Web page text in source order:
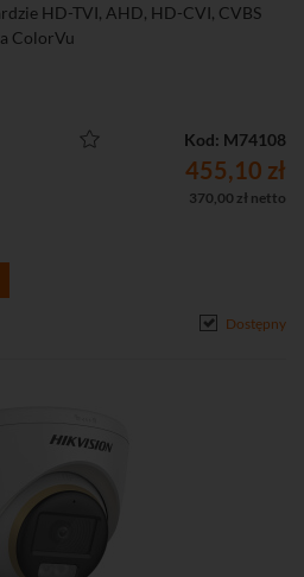
HD-TVI, AHD, HD-CVI, CVBS
ColorVu
audio i wideo przez wspólny
Kod: M74108
455,10 zł
370,00 zł netto
Dostępny